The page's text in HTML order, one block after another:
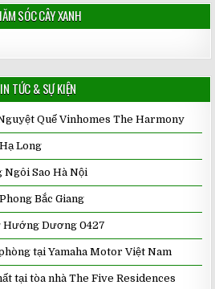
SÓC CÂY XANH
TỨC & SỰ KIỆN
Quế Vinhomes The Harmony
Long
Sao Hà Nội
Bắc Giang
Hướng Dương 0427
tại Yamaha Motor Việt Nam
tại tòa nhà The Five Residences